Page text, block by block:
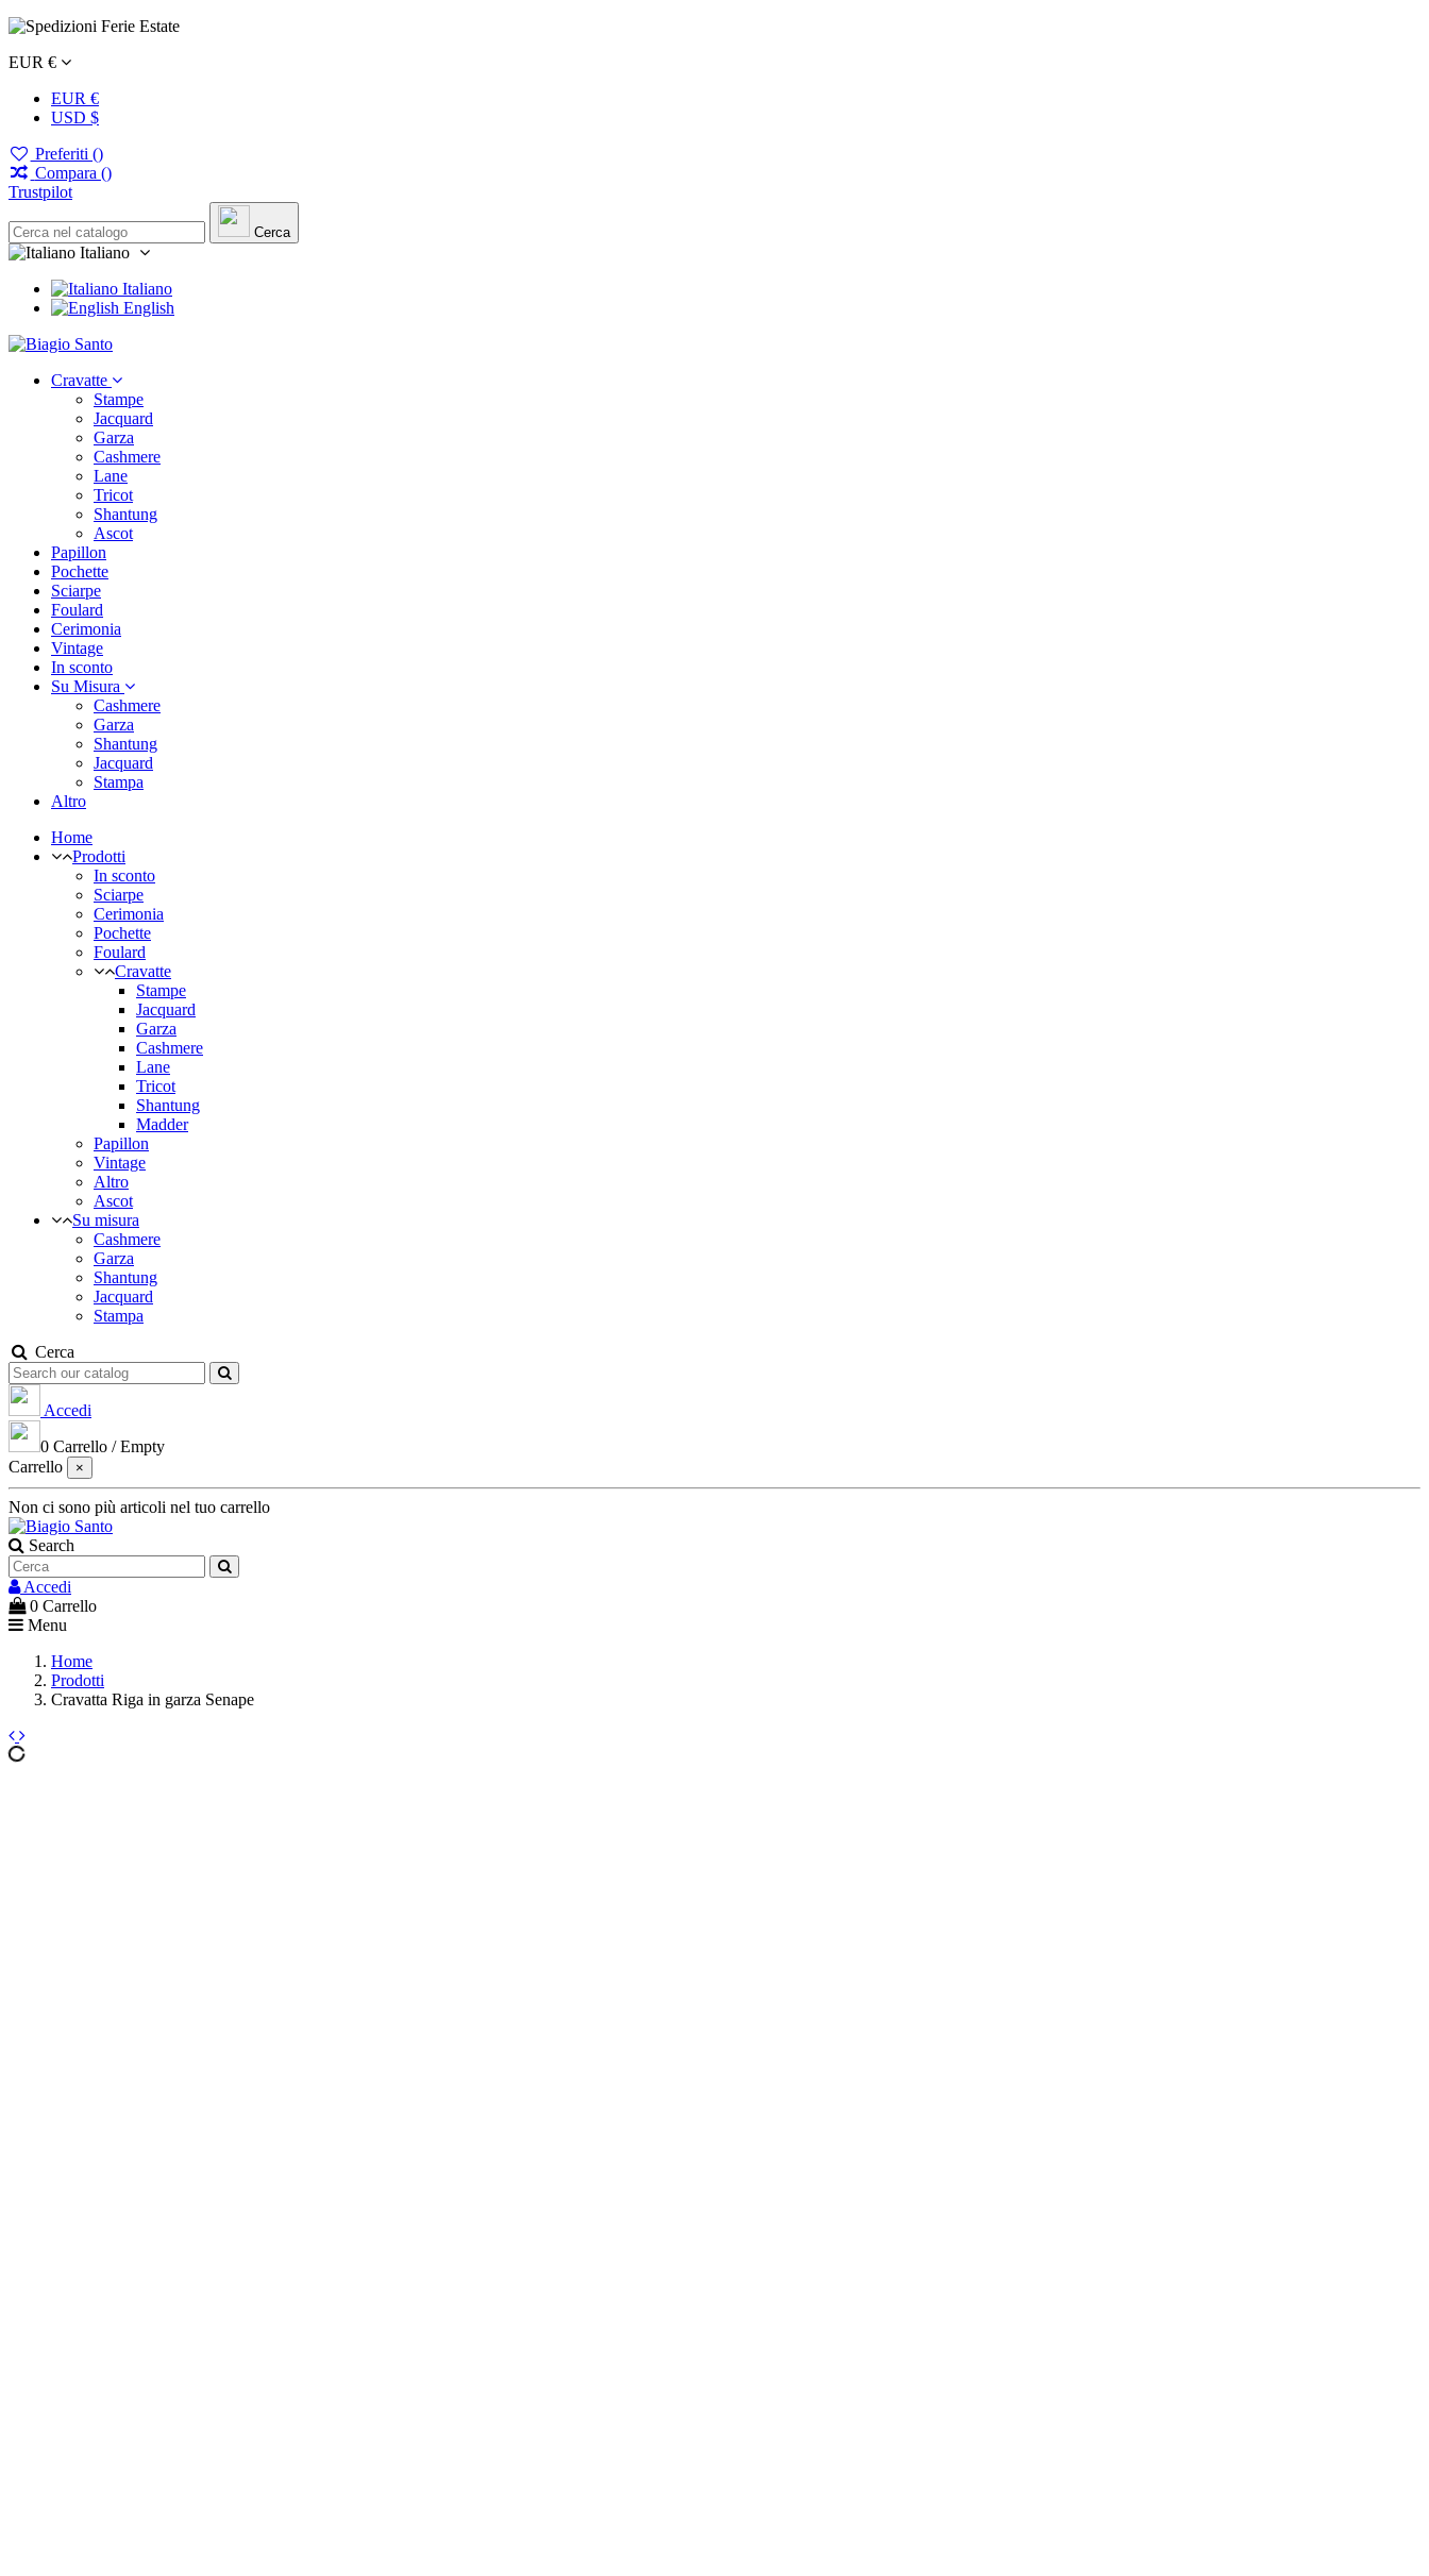
EUR €
EUR €
USD $
Preferiti ()
Compara ()
Trustpilot
Cerca
Italiano
Italiano
English
Cravatte
Stampe
Jacquard
Garza
Cashmere
Lane
Tricot
Shantung
Ascot
Papillon
Pochette
Sciarpe
Foulard
Cerimonia
Vintage
In sconto
Su Misura
Cashmere
Garza
Shantung
Jacquard
Stampa
Altro
Home
Prodotti
In sconto
Sciarpe
Cerimonia
Pochette
Foulard
Cravatte
Stampe
Jacquard
Garza
Cashmere
Lane
Tricot
Shantung
Madder
Papillon
Vintage
Altro
Ascot
Su misura
Cashmere
Garza
Shantung
Jacquard
Stampa
Cerca
Accedi
0 Carrello /Empty
Carrello
×
Non ci sono più articoli nel tuo carrello
Search
Accedi
0 Carrello
Menu
Home
Prodotti
Cravatta Riga in garza Senape